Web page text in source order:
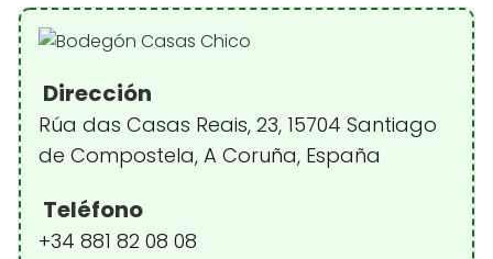
Dirección
Rúa das Casas Reais, 23, 15704 Santiago
de Compostela, A Coruña, España
Teléfono
+34 881 82 08 08